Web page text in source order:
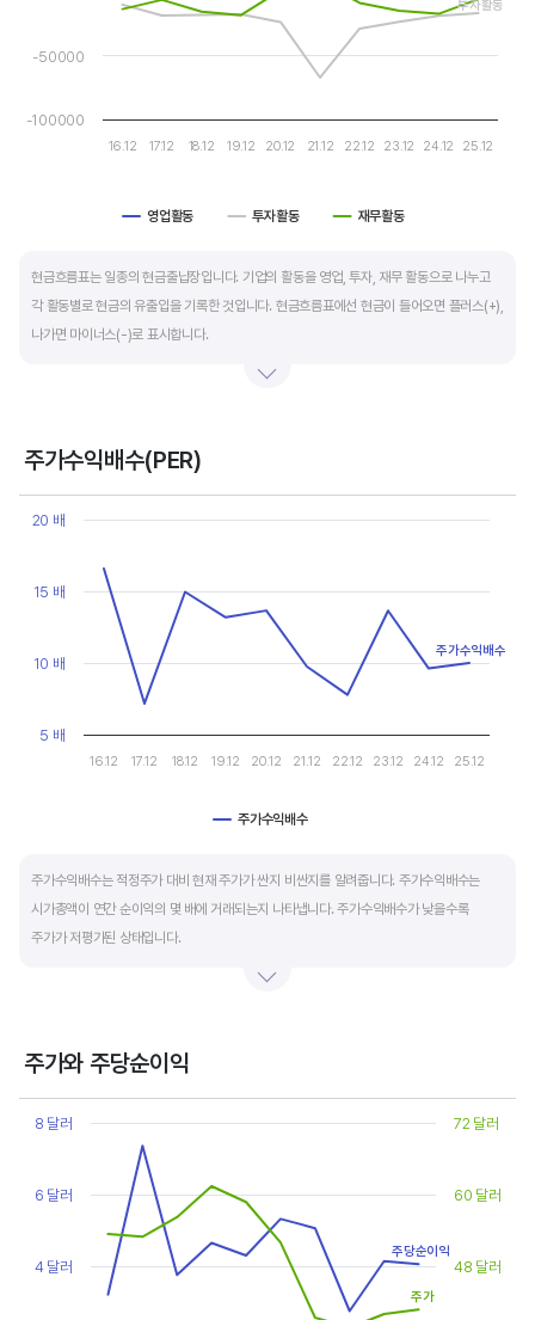
운전자본 회전일수는 매출채권 회전일수 + 재고자산 회전일수 - 매입채무 회전일수로
계산합니다. 매출채권 회전일수는 제품 판매 후 거래처로부터 현금으로 회수하는데 걸리는
영업활동 투자활동 재무활동
16.12 17.12 18.12 19.12 20.12 21.12 22.12 23.12 24.12 25.12
-100000
-50000
투자활동
현금흐름표는 일종의 현금출납장입니다. 기업의 활동을 영업, 투자, 재무 활동으로 나누고
각 활동별로 현금의 유출입을 기록한 것입니다. 현금흐름표에선 현금이 들어오면 플러스(+),
나가면 마이너스(-)로 표시합니다.
투자활동 현금흐름은 기업의 기계 및 공장증설이나 금융자산 거래에서 발생하는
재무활동 현금흐름은 증자, 차입, 배당을 통해 발생하는 현금유출입을 뜻합니다.
영업활동으로 충분한 현금을 벌고 있는 기업은 금융기관의 차입금을 갚고, 배당을 지급하는
등 현금이 유출되기 때문에 마이너스(-)를 기록합니다.
특별한 활동이 있는 일시적인 기간을 제외하고 현금흐름표의 장기적인 구성은 영업활동
현금흐름 플러스(+), 투자활동 현금흐름 마이너스(-), 재무활동 현금흐름이 마이너스(-)가
가장 좋습니다.
주가수익배수(PER)
Chart
Line chart with 10 data points.
The chart has 1 X axis displaying categories.
The chart has 1 Y axis displaying values. Data ranges from
주가수익배수
16.12 17.12 18.12 19.12 20.12 21.12 22.12 23.12 24.12 25.12
5 배
10 배
15 배
20 배
주가수익배수
주가수익배수는 적정주가 대비 현재 주가가 싼지 비싼지를 알려줍니다. 주가수익배수는
시가총액이 연간 순이익의 몇 배에 거래되는지 나타냅니다. 주가수익배수가 낮을수록
주가가 저평가된 상태입니다.
상대적으로 싸게 거래된다고 판단합니다.
높으면 주가수익배수도 높게 평가 받습니다. 이는 순이익 성장률이 높으면 주가도 크게
상승한다는 뜻입니다.
10년 간 장기적인 주가수익배수의 움직임과 최고, 최저점을 확인한 후, 현재 시점
주가수익배수와 비교해 주가가 싼지 비싼지를 평가하는게 좋습니다. 일반적으로 장기적인
주가수익배수의 평균 정도에 있으면 매수를 검토하고, 역사적인 최고점 수준에 있다면
주가와 주당순이익
Chart
Line chart with 2 lines.
View as data table, Chart
The chart has 1 X axis displaying categories.
The chart has 2 Y axes displaying values, and values.
4 달러
6 달러
8 달러
48 달러
60 달러
72 달러
주당순이익
주가